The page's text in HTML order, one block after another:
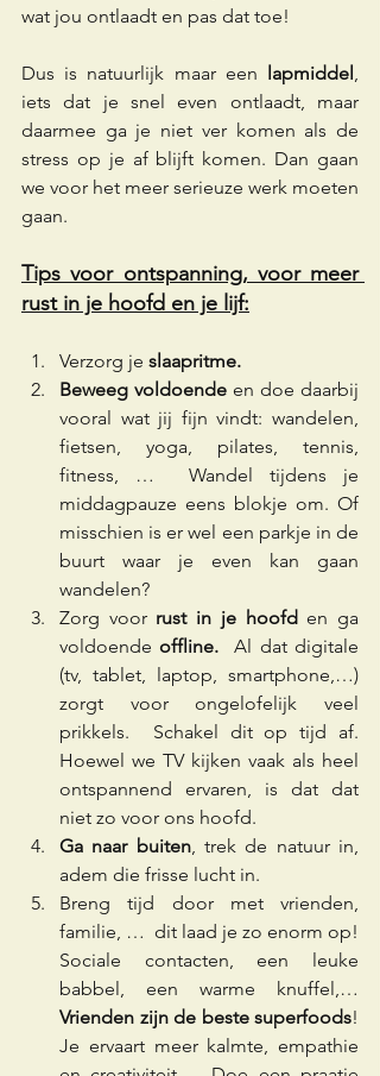
wat jou ontlaadt en pas dat toe!
Dus is natuurlijk maar een lapmiddel
iets dat je snel even ontlaadt, maar
daarmee ga je niet ver komen als de
stress op je af blijft komen. Dan gaan
we voor het meer serieuze werk moeten
gaan.
Tips voor ontspanning, voor meer
rust in je hoofd en je lijf:
Verzorg je slaapritme.
Beweeg voldoende en doe daarbij
vooral wat jij fijn vindt: wandelen,
fietsen, yoga, pilates, tennis,
fitness, …  Wandel tijdens je
middagpauze eens blokje om. Of
misschien is er wel een parkje in de
buurt waar je even kan gaan
wandelen?
Zorg voor rust in je hoofd en ga
voldoende offline. Al dat digitale
(tv, tablet, laptop, smartphone,…)
zorgt voor ongelofelijk veel
prikkels.  Schakel dit op tijd af.
Hoewel we TV kijken vaak als heel
ontspannend ervaren, is dat dat
niet zo voor ons hoofd.
Ga naar buiten, trek de natuur in,
adem die frisse lucht in.
Breng tijd door met vrienden,
familie, …  dit laad je zo enorm op!
Sociale contacten, een leuke
Vrienden zijn de beste superfoods!
Je ervaart meer kalmte, empathie